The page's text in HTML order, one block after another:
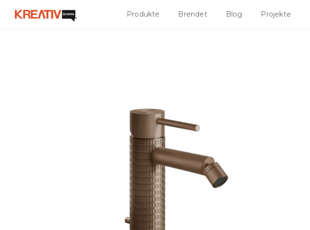
Produkte Brendet Blog Projekte